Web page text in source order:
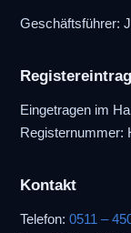
Geschäftsführer:
Registereintrag
Eingetragen im
Registernummer:
Kontakt
Telefon:0511 –